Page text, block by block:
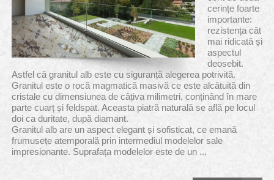
cerințe foarte
importante:
rezistența cât
mai ridicată și
aspectul
deosebit.
Astfel că granitul alb este cu siguranță alegerea potrivită.
Granitul este o rocă magmatică masivă ce este alcătuită din
cristale cu dimensiunea de câțiva milimetri, conținând în mare
parte cuarț și feldspat. Aceasta piatră naturală se află pe locul
doi ca duritate, după diamant.
Granitul alb are un aspect elegant și sofisticat, ce emană
frumusețe atemporală prin intermediul modelelor sale
impresionante. Suprafața modelelor este de un ...